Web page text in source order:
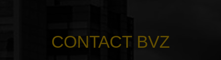
CONTACT BVZ